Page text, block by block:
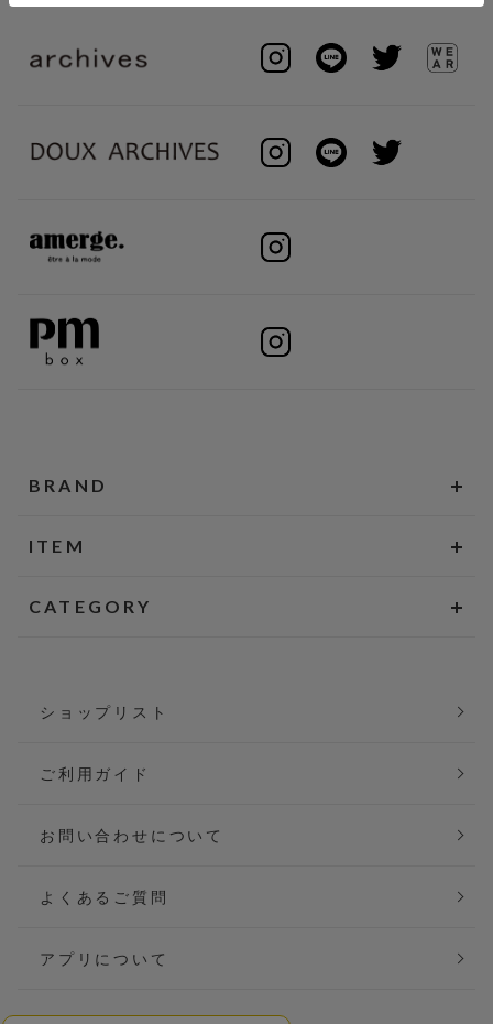
BRAND
ITEM
CATEGORY
ショップリスト
ご利用ガイド
お問い合わせについて
よくあるご質問
アプリについて